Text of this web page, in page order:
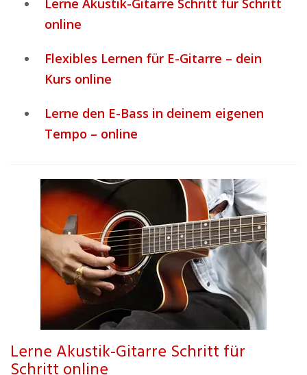
Lerne Akustik-Gitarre Schritt für Schritt
online
Flexibles Lernen für E-Gitarre – dein
Kurs online
Lerne den E-Bass in deinem eigenen
Tempo – online
Lerne Akustik-Gitarre Schritt für